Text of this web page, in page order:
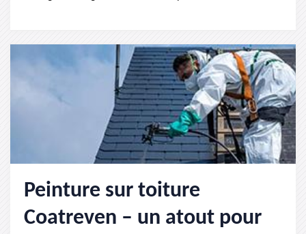
Peinture sur toiture
Coatreven – un atout pour